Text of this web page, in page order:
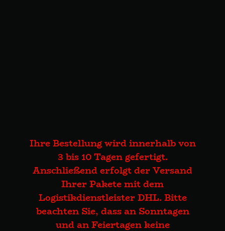
Ihre Bestellung wird innerhalb von
3 bis 10 Tagen gefertigt.
Anschließend erfolgt der Versand
Ihrer Pakete mit dem
Logistikdienstleister DHL. Bitte
beachten Sie, dass an Sonntagen
und an Feiertagen keine